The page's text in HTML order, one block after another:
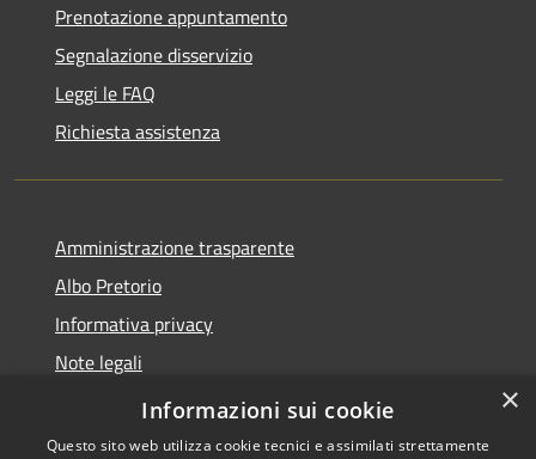
Prenotazione appuntamento
Segnalazione disservizio
Leggi le FAQ
Richiesta assistenza
Amministrazione trasparente
Albo Pretorio
Informativa privacy
Note legali
Dichiarazione di accessibilità
×
Informazioni sui cookie
Questo sito web utilizza cookie tecnici e assimilati strettamente